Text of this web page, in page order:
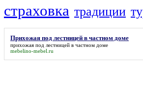
страховка традиции
Прихожая под лестницей в частном доме
прихожая под лестницей в частном доме
mebelino-mebel.ru